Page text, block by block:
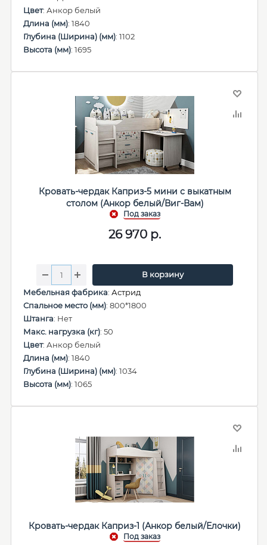
Цвет: Анкор белый
Длина (мм): 1840
Глубина (Ширина) (мм): 1102
Высота (мм): 1695
Кровать-чердак Каприз-5 мини с выкатным
столом (Анкор белый/Виг-Вам)
26 970 р.
В корзину
Мебельная фабрика: Астрид
Спальное место (мм): 800*1800
Штанга: Нет
Макс. нагрузка (кг): 50
Цвет: Анкор белый
Длина (мм): 1840
Глубина (Ширина) (мм): 1034
Высота (мм): 1065
Кровать-чердак Каприз-1 (Анкор белый/Елочки)